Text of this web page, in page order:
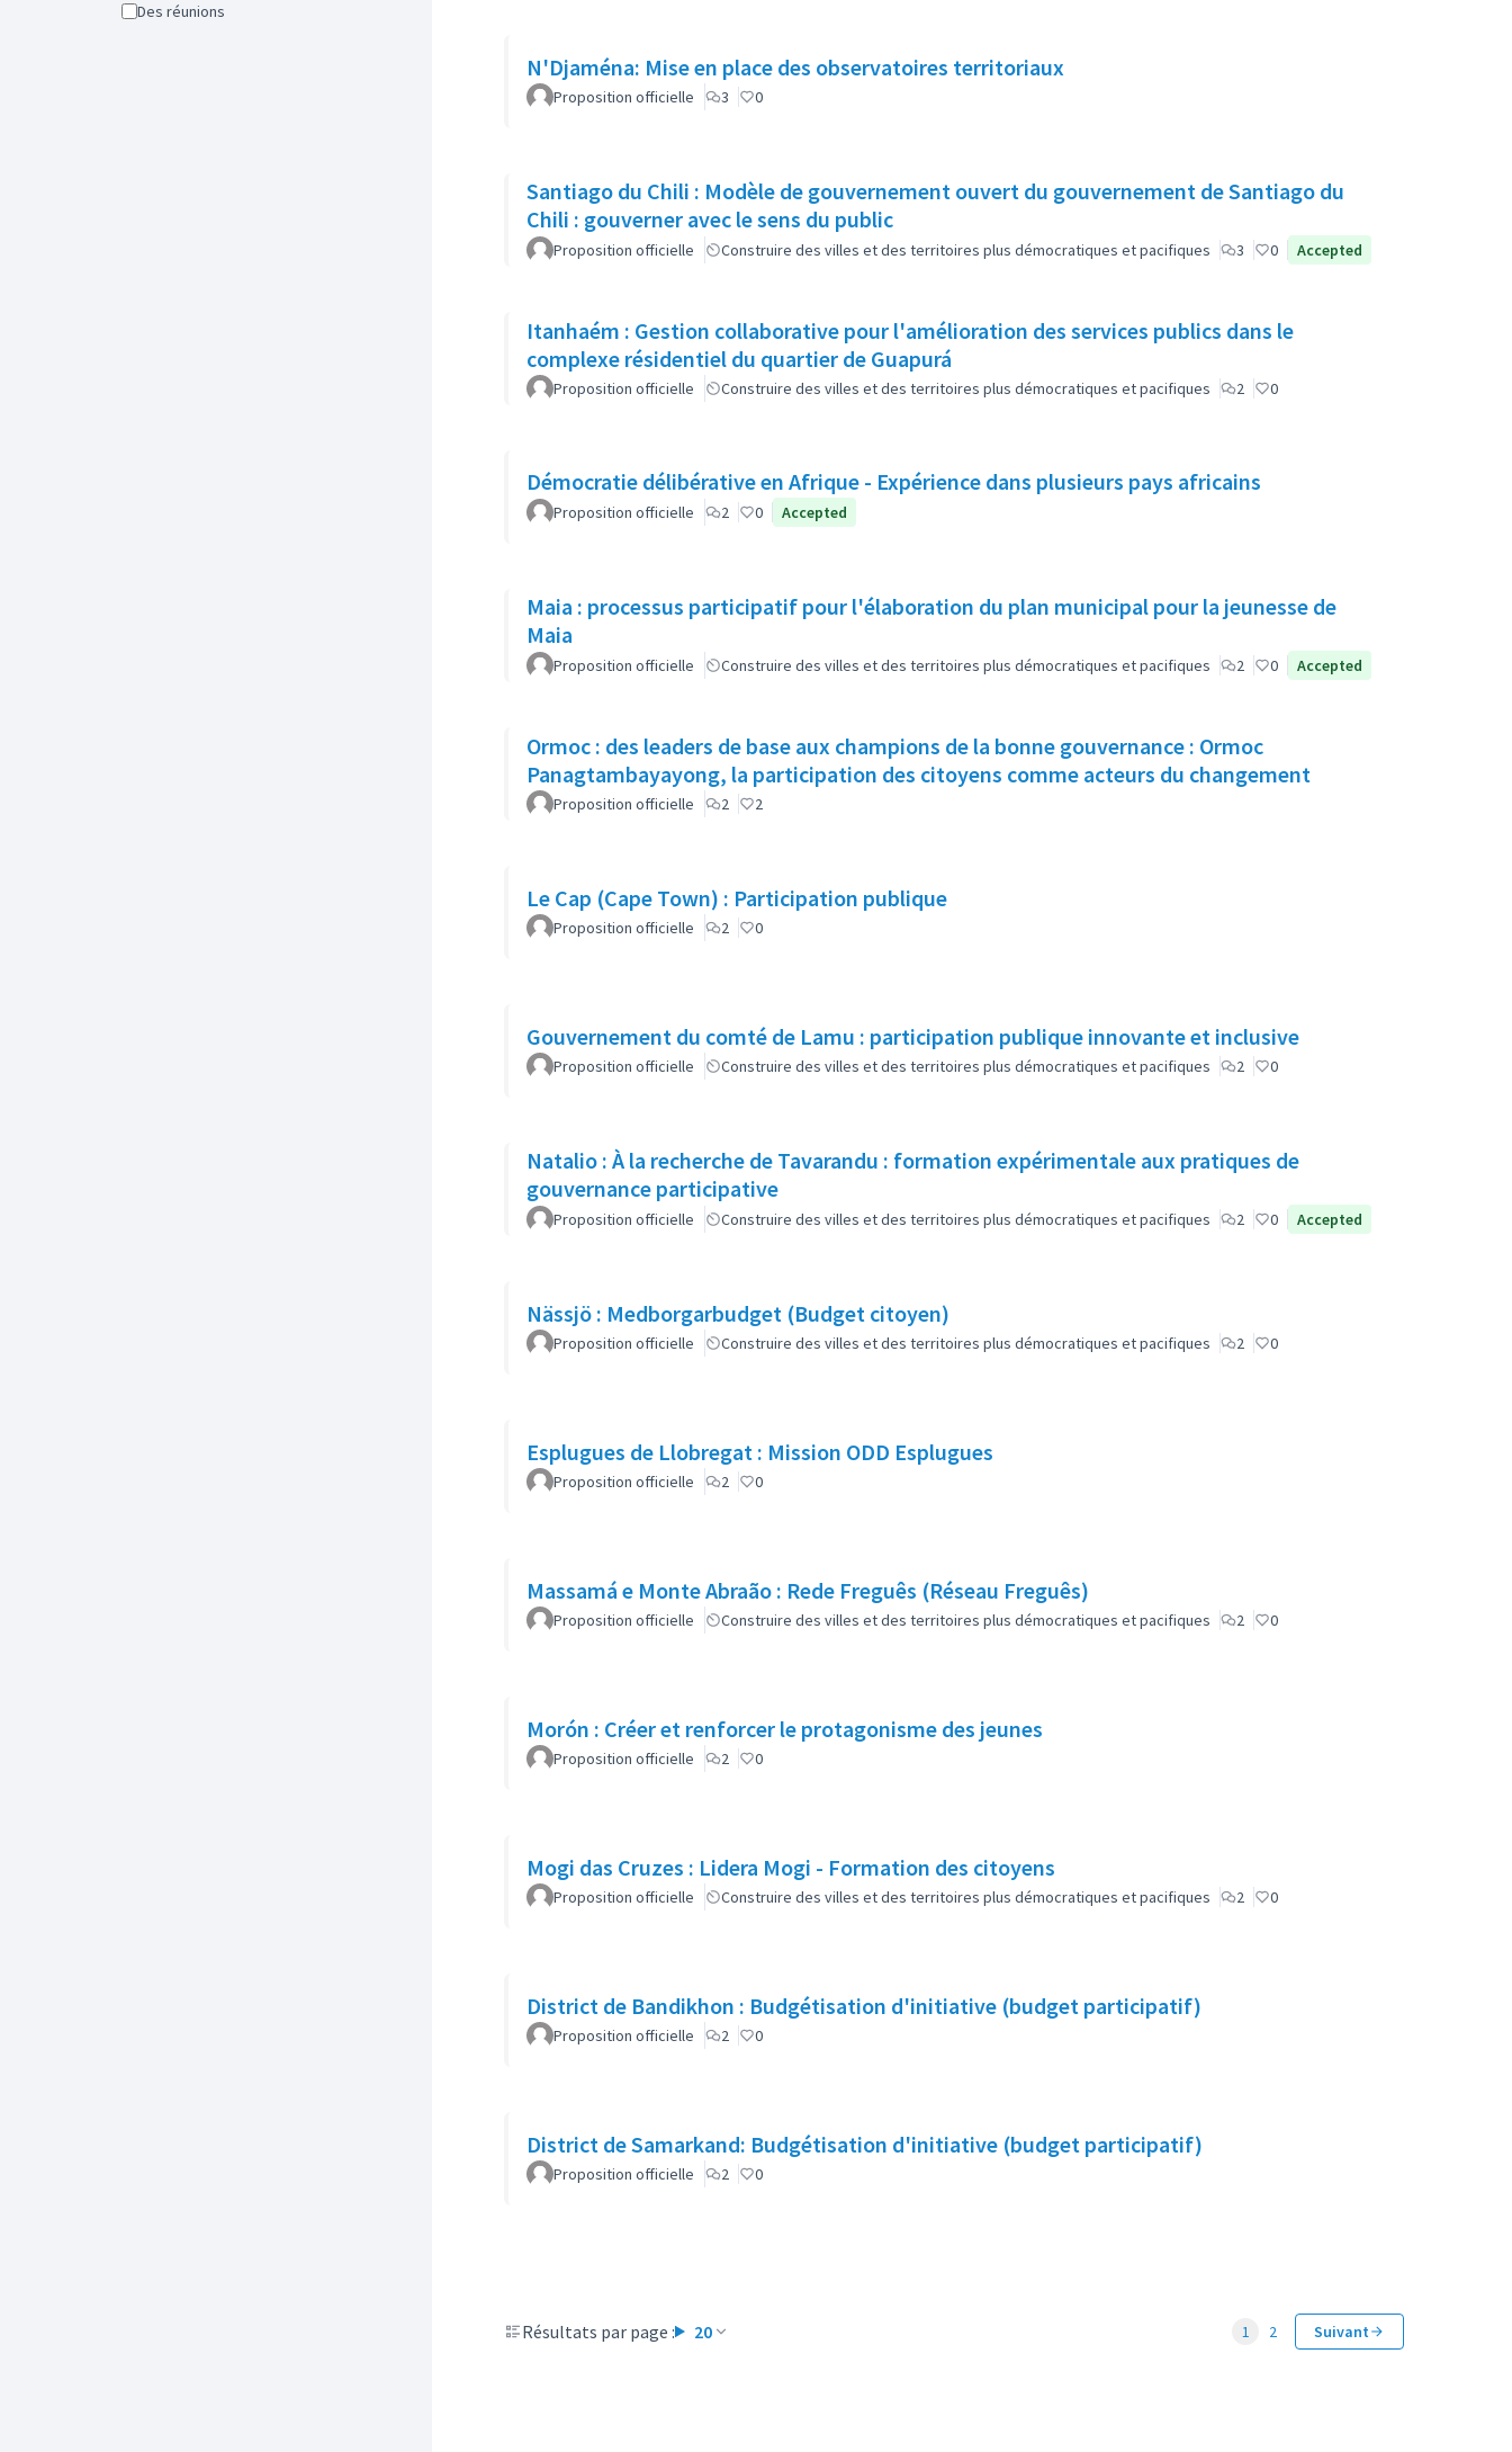
Des réunions
N'Djaména: Mise en place des observatoires territoriaux
Proposition officielle 3 0
Santiago du Chili : Modèle de gouvernement ouvert du gouvernement de Santiago du
Chili : gouverner avec le sens du public
Proposition officielle Construire des villes et des territoires plus démocratiques et pacifiques 3 0 Accepted
Itanhaém : Gestion collaborative pour l'amélioration des services publics dans le
complexe résidentiel du quartier de Guapurá
Proposition officielle Construire des villes et des territoires plus démocratiques et pacifiques 2 0
Démocratie délibérative en Afrique - Expérience dans plusieurs pays africains
Proposition officielle 2 0 Accepted
Maia : processus participatif pour l'élaboration du plan municipal pour la jeunesse de
Maia
Proposition officielle Construire des villes et des territoires plus démocratiques et pacifiques 2 0 Accepted
Ormoc : des leaders de base aux champions de la bonne gouvernance : Ormoc
Panagtambayayong, la participation des citoyens comme acteurs du changement
Proposition officielle 2 2
Le Cap (Cape Town) : Participation publique
Proposition officielle 2 0
Gouvernement du comté de Lamu : participation publique innovante et inclusive
Proposition officielle Construire des villes et des territoires plus démocratiques et pacifiques 2 0
Natalio : À la recherche de Tavarandu : formation expérimentale aux pratiques de
gouvernance participative
Proposition officielle Construire des villes et des territoires plus démocratiques et pacifiques 2 0 Accepted
Nässjö : Medborgarbudget (Budget citoyen)
Proposition officielle Construire des villes et des territoires plus démocratiques et pacifiques 2 0
Esplugues de Llobregat : Mission ODD Esplugues
Proposition officielle 2 0
Massamá e Monte Abraão : Rede Freguês (Réseau Freguês)
Proposition officielle Construire des villes et des territoires plus démocratiques et pacifiques 2 0
Morón : Créer et renforcer le protagonisme des jeunes
Proposition officielle 2 0
Mogi das Cruzes : Lidera Mogi - Formation des citoyens
Proposition officielle Construire des villes et des territoires plus démocratiques et pacifiques 2 0
District de Bandikhon : Budgétisation d'initiative (budget participatif)
Proposition officielle 2 0
District de Samarkand: Budgétisation d'initiative (budget participatif)
Proposition officielle 2 0
Résultats par page : 20 1 2 Suivant